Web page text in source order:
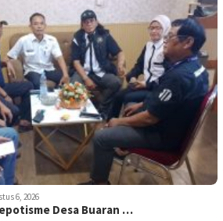
6, 2026
Desa Buaran …